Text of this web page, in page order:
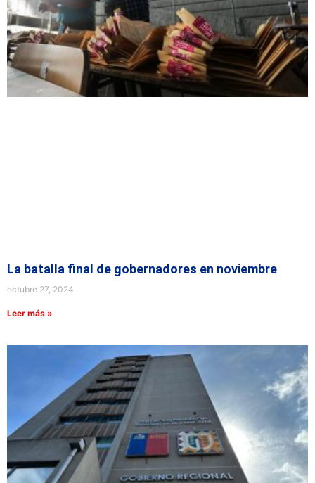
La batalla final de gobernadores en noviembre
octubre 27, 2024
Leer más »